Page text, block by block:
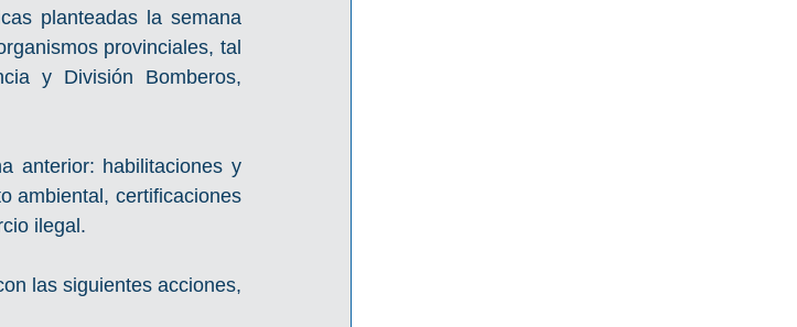
planteadas la semana
provinciales, tal
y División Bomberos,
anterior: habilitaciones y
ambiental, certificaciones
ilegal.
las siguientes acciones,